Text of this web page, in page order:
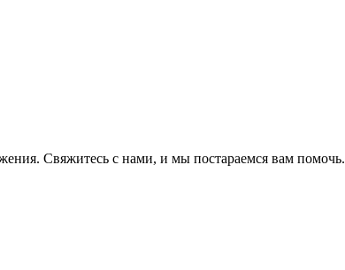
Свяжитесь с нами, и мы постараемся вам помочь.